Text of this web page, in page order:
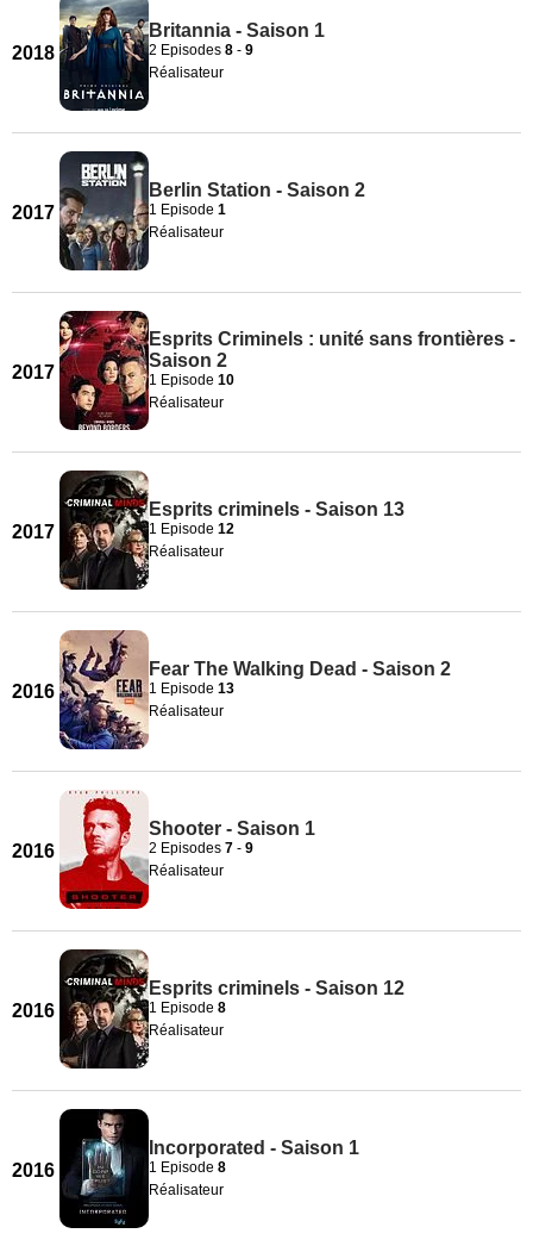
2018
Britannia - Saison 1
2 Episodes 8 - 9
Réalisateur
2017
Berlin Station - Saison 2
1 Episode 1
Réalisateur
2017
Esprits Criminels : unité sans frontières -
Saison 2
1 Episode 10
Réalisateur
2017
Esprits criminels - Saison 13
1 Episode 12
Réalisateur
2016
Fear The Walking Dead - Saison 2
1 Episode 13
Réalisateur
2016
Shooter - Saison 1
2 Episodes 7 - 9
Réalisateur
2016
Esprits criminels - Saison 12
1 Episode 8
Réalisateur
2016
Incorporated - Saison 1
1 Episode 8
Réalisateur